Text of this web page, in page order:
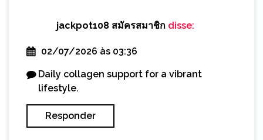
jackpot108 สมัครสมาชิก disse:
02/07/2026 às 03:36
Daily collagen support for a vibrant
lifestyle.
Responder